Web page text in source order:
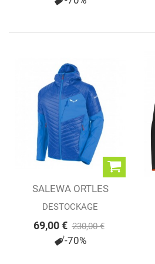
SALEWA ORTLES
HYBRID 2 PRL M...
DESTOCKAGE
69,00 € 230,00 €
-70%